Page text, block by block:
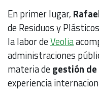
En primer lugar,
de Residuos y
la labor deVeolia
administraciones
materia degestión
experiencia